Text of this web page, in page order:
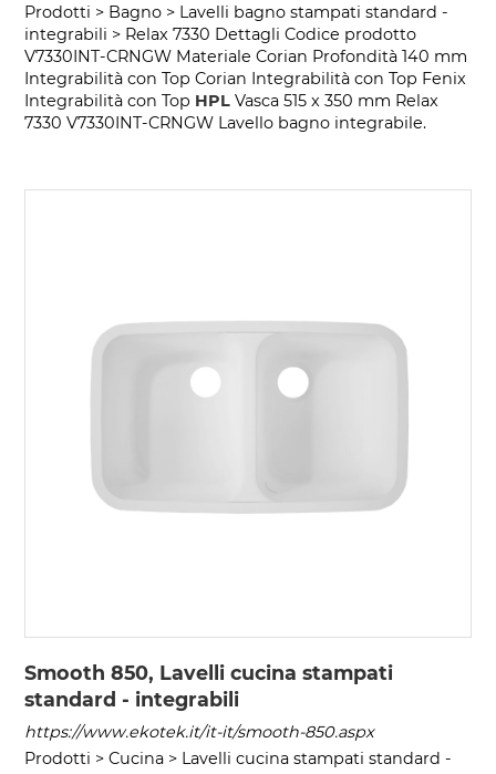
Prodotti > Bagno > Lavelli bagno stampati standard -
integrabili > Relax 7330 Dettagli Codice prodotto
V7330INT-CRNGW Materiale Corian Profondità 140 mm
Integrabilità con Top Corian Integrabilità con Top Fenix
Integrabilità con Top HPL Vasca 515 x 350 mm Relax
7330 V7330INT-CRNGW Lavello bagno integrabile.
Smooth 850, Lavelli cucina stampati
standard - integrabili
https://www.ekotek.it/it-it/smooth-850.aspx
Prodotti > Cucina > Lavelli cucina stampati standard -